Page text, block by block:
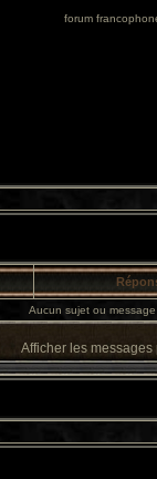
forum
Aucun sujet ou
Afficher les messages